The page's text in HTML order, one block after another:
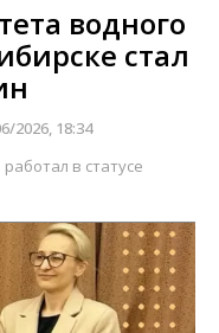
водного
стал
2026, 18:34
в статусе